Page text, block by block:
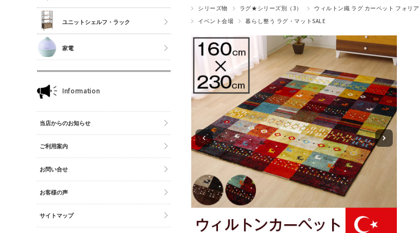
シリーズ物
ラグ★シリーズ別（3）
ウィルトン織 ラグ カーペット フォリア
イベント会場
暮らし整う ラグ・マットSALE
収納雑貨
玄関雑貨
キッチン雑貨
ミラー・ドレッサー
本立て・マガジンラック
時計
バッグ
財布
ユニットシェルフ・ラック
ユニットシェルフWiLLシリーズ
ジュリオシリーズ
家電
Information
当店からのお知らせ
ご利用案内
お問い合せ
お客様の声
サイトマップ